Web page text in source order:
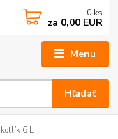
Menu
Hľadať
0 ks
za 0,00 EUR
6 L